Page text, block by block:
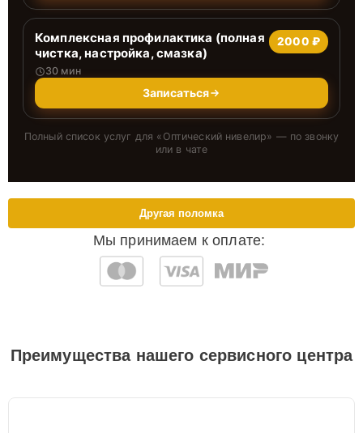
Комплексная профилактика (полная
чистка, настройка, смазка)
30 мин
2000 ₽
Записаться
Полный список услуг для « Оптический нивелир» — по звонку
или в чате
Мы принимаем к оплате:
Другая поломка
Преимущества нашего сервисного центра